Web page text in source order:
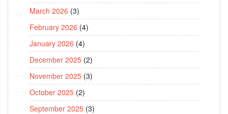
March 2026 (3)
February 2026 (4)
January 2026 (4)
December 2025 (2)
November 2025 (3)
October 2025 (2)
September 2025 (3)